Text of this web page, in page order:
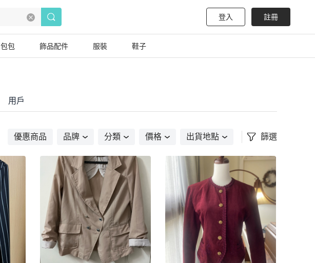
登入 註冊
包包 飾品配件 服裝 鞋子
用戶
優惠商品 品牌 分類 價格 出貨地點 篩選